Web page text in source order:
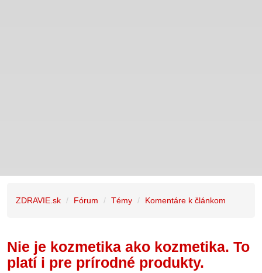
ZDRAVIE.sk Fórum Témy Komentáre k článkom
Nie je kozmetika ako kozmetika. To
platí i pre prírodné produkty.